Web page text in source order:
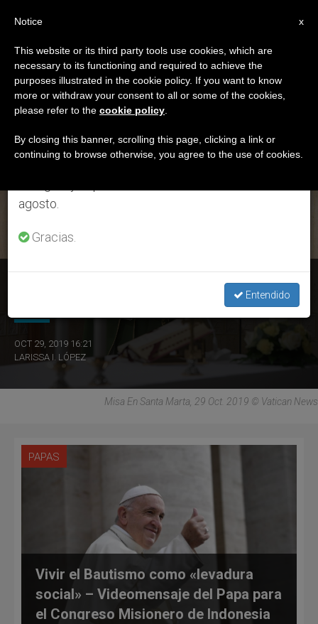
ETIQUETA
Posts Tagged
‘levadura’
ÚLTIMAS NOTICIAS
OCT 29, 2019 16:21
LARISSA I. LÓPEZ
Misa En Santa Marta, 29 Oct. 2019 © Vatican News
PAPAS
Vivir el Bautismo como «levadura
social» – Videomensaje del Papa para
el Congreso Misionero de Indonesia
×
Aviso importante
Del 27 de julio al 7 de agosto haremos la pausa
anual, aprovechando que en el periodo de verano
se generan menos informaciones y también el
agosto.
Gracias.
Entendido
x
Notice
This website or its third party tools use cookies, which are
necessary to its functioning and required to achieve the
purposes illustrated in the cookie policy. If you want to know
more or withdraw your consent to all or some of the cookies,
please refer to the cookie policy
By closing this banner, scrolling this page, clicking a link or
continuing to browse otherwise, you agree to the use of cookies.